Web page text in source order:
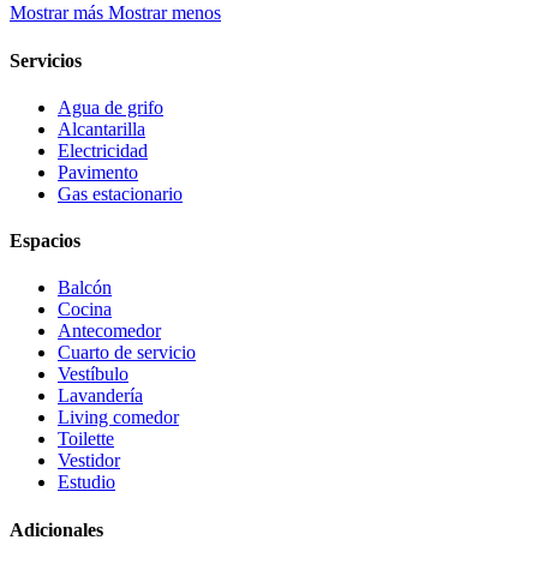
Mostrar más Mostrar menos
Servicios
Agua de grifo
Alcantarilla
Electricidad
Pavimento
Gas estacionario
Espacios
Balcón
Cocina
Antecomedor
Cuarto de servicio
Vestíbulo
Lavandería
Living comedor
Toilette
Vestidor
Estudio
Adicionales